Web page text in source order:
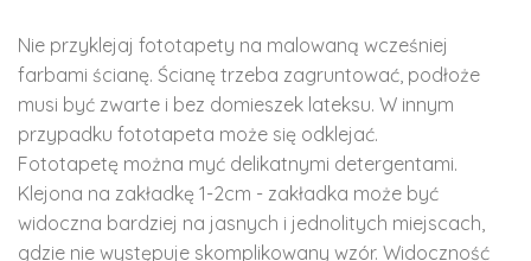
Nie przyklejaj fototapety na malowaną wcześniej
farbami ścianę. Ścianę trzeba zagruntować, podłoże
musi być zwarte i bez domieszek lateksu. W innym
przypadku fototapeta może się odklejać.
Fototapetę można myć delikatnymi detergentami.
Klejona na zakładkę 1-2cm - zakładka może być
widoczna bardziej na jasnych i jednolitych miejscach,
gdzie nie występuje skomplikowany wzór. Widoczność